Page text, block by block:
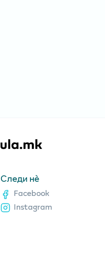
Следи нè
Facebook
Instagram